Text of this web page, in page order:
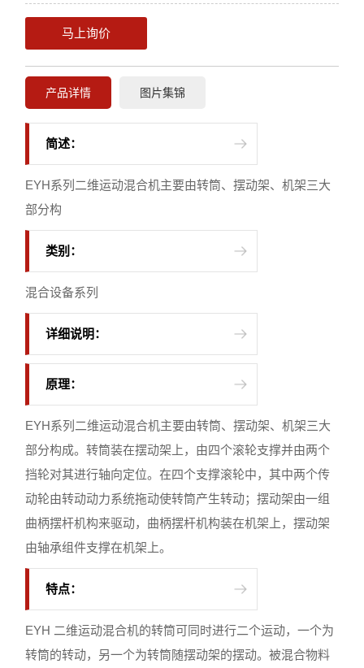
马上询价
产品详情 图片集锦
简述：
EYH系列二维运动混合机主要由转筒、摆动架、机架三大
部分构
类别：
混合设备系列
详细说明：
原理：
EYH系列二维运动混合机主要由转筒、摆动架、机架三大
部分构成。转筒装在摆动架上，由四个滚轮支撑并由两个
挡轮对其进行轴向定位。在四个支撑滚轮中，其中两个传
动轮由转动动力系统拖动使转筒产生转动；摆动架由一组
曲柄摆杆机构来驱动，曲柄摆杆机构装在机架上，摆动架
由轴承组件支撑在机架上。
特点：
EYH 二维运动混合机的转筒可同时进行二个运动，一个为
转筒的转动，另一个为转筒随摆动架的摆动。被混合物料